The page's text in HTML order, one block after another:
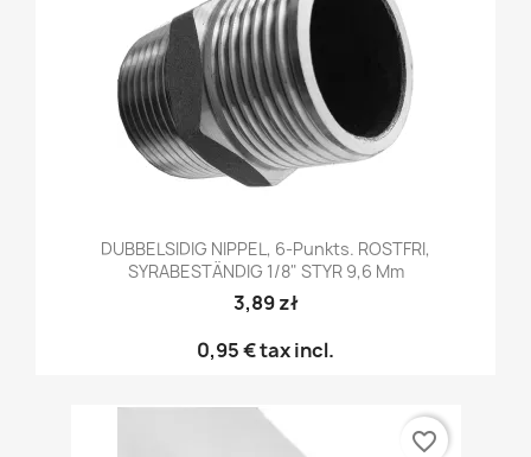
DUBBELSIDIG NIPPEL, 6-Punkts. ROSTFRI,
SYRABESTÄNDIG 1/8" STYR 9,6 Mm
3,89 zł
0,95 €tax incl.
favorite_border